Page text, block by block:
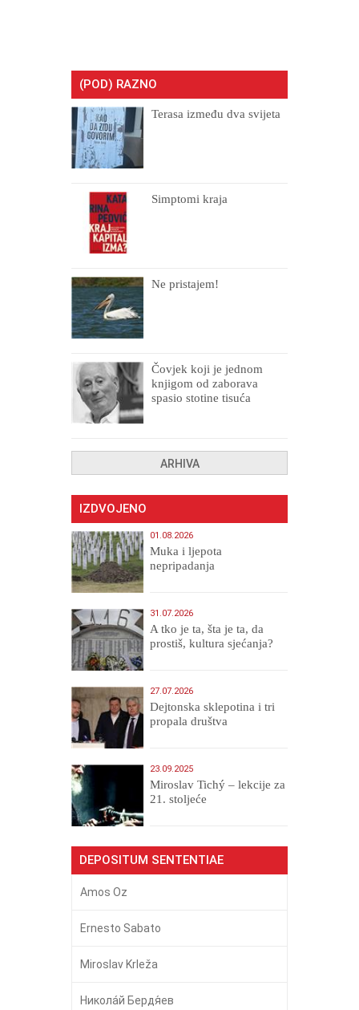
(POD) RAZNO
Terasa između dva svijeta
Simptomi kraja
Ne pristajem!
Čovjek koji je jednom
knjigom od zaborava
spasio stotine tisuća
ARHIVA
IZDVOJENO
01.08.2026
Muka i ljepota
nepripadanja
31.07.2026
A tko je ta, šta je ta, da
prostiš, kultura sjećanja?
27.07.2026
Dejtonska sklepotina i tri
propala društva
23.09.2025
Miroslav Tichý – lekcije za
21. stoljeće
DEPOSITUM SENTENTIAE
Amos Oz
Ernesto Sabato
Miroslav Krleža
Никола́й Бердя́ев